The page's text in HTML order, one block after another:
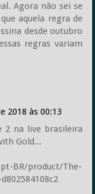
Agora não sei se
aquela regra de
desde outubro
regras variam
2018 às 00:13
2 na live brasileira
Gold...
BR/product/The-